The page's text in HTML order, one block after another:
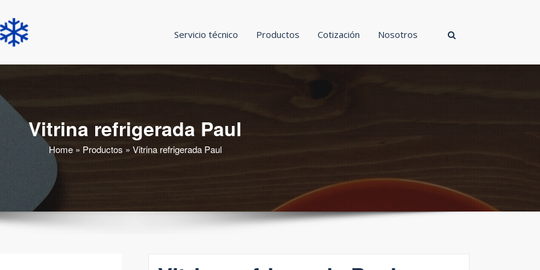
Tecnifrio Chile
Fabricante de refrigeración a medida
Servicio técnico Productos Cotización Nosotros
Vitrina refrigerada Paul
Home» Productos » Vitrina refrigerada Paul